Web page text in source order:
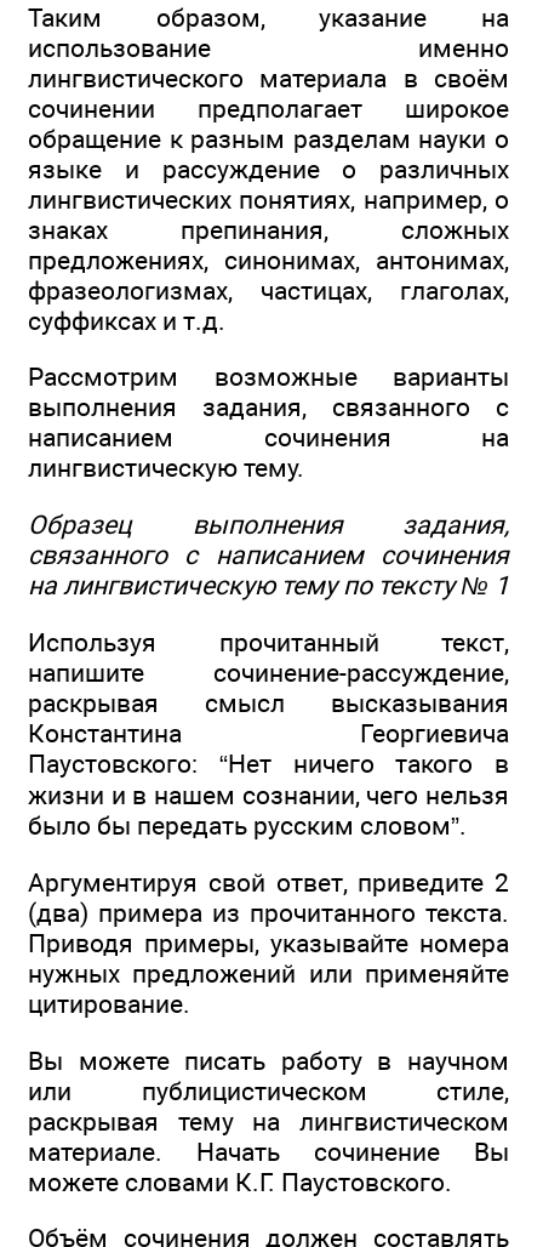
Таким образом, указание на
использование именно
лингвистического материала в своём
сочинении предполагает широкое
обращение к разным разделам науки о
языке и рассуждение о различных
лингвистических понятиях, например, о
знаках препинания, сложных
предложениях, синонимах, антонимах,
фразеологизмах, частицах, глаголах,
суффиксах и т.д.
Рассмотрим возможные варианты
выполнения задания, связанного с
написанием сочинения на
лингвистическую тему.
Образец выполнения задания,
связанного с написанием сочинения
на лингвистическую тему по тексту № 1
Используя прочитанный текст,
напишите сочинение-рассуждение,
раскрывая смысл высказывания
Константина Георгиевича
Паустовского: “Нет ничего такого в
жизни и в нашем сознании, чего нельзя
было бы передать русским словом”.
Аргументируя свой ответ, приведите 2
(два) примера из прочитанного текста.
Приводя примеры, указывайте номера
нужных предложений или применяйте
цитирование.
Вы можете писать работу в научном
или публицистическом стиле,
раскрывая тему на лингвистическом
материале. Начать сочинение Вы
можете словами К.Г. Паустовского.
Объём сочинения должен составлять